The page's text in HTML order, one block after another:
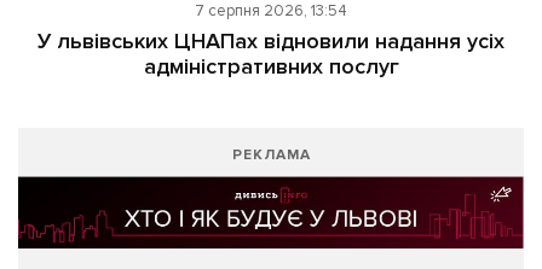
7 серпня 2026, 13:54
У львівських ЦНАПах відновили надання усіх
адміністративних послуг
РЕКЛАМА